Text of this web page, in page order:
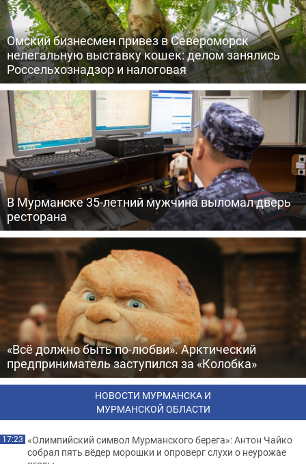
Омский бизнесмен привез в Североморск
нелегальную выставку кошек: делом занялись
Россельхознадзор и налоговая
В Мурманске 35-летний мужчина выломал дверь
ресторана
«Всё должно быть по-любви». Арктический
предприниматель заступился за «Колобка»
НОВОСТИ МУРМАНСКА И
МУРМАНСКОЙ ОБЛАСТИ
17:23 «Олимпийский символ Мурманского берега»: Антон Чайко
собрал пять вёдер морошки и опроверг слухи о неурожае